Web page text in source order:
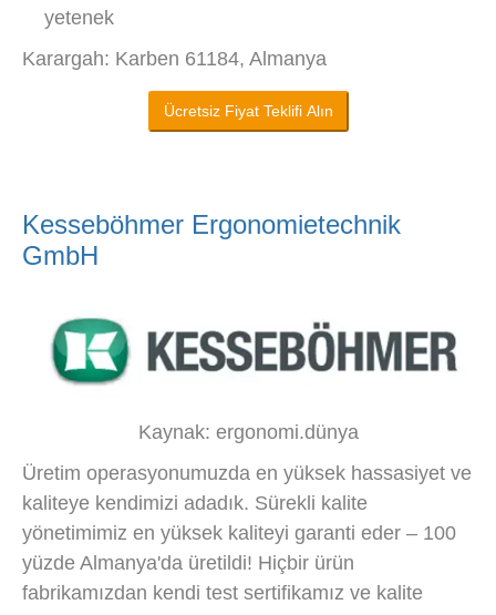
yetenek
Karargah: Karben 61184, Almanya
Ücretsiz Fiyat Teklifi Alın
Kesseböhmer Ergonomietechnik
GmbH
Kaynak: ergonomi.dünya
Üretim operasyonumuzda en yüksek hassasiyet ve
kaliteye kendimizi adadık. Sürekli kalite
yönetimimiz en yüksek kaliteyi garanti eder – 100
yüzde Almanya'da üretildi! Hiçbir ürün
fabrikamızdan kendi test sertifikamız ve kalite